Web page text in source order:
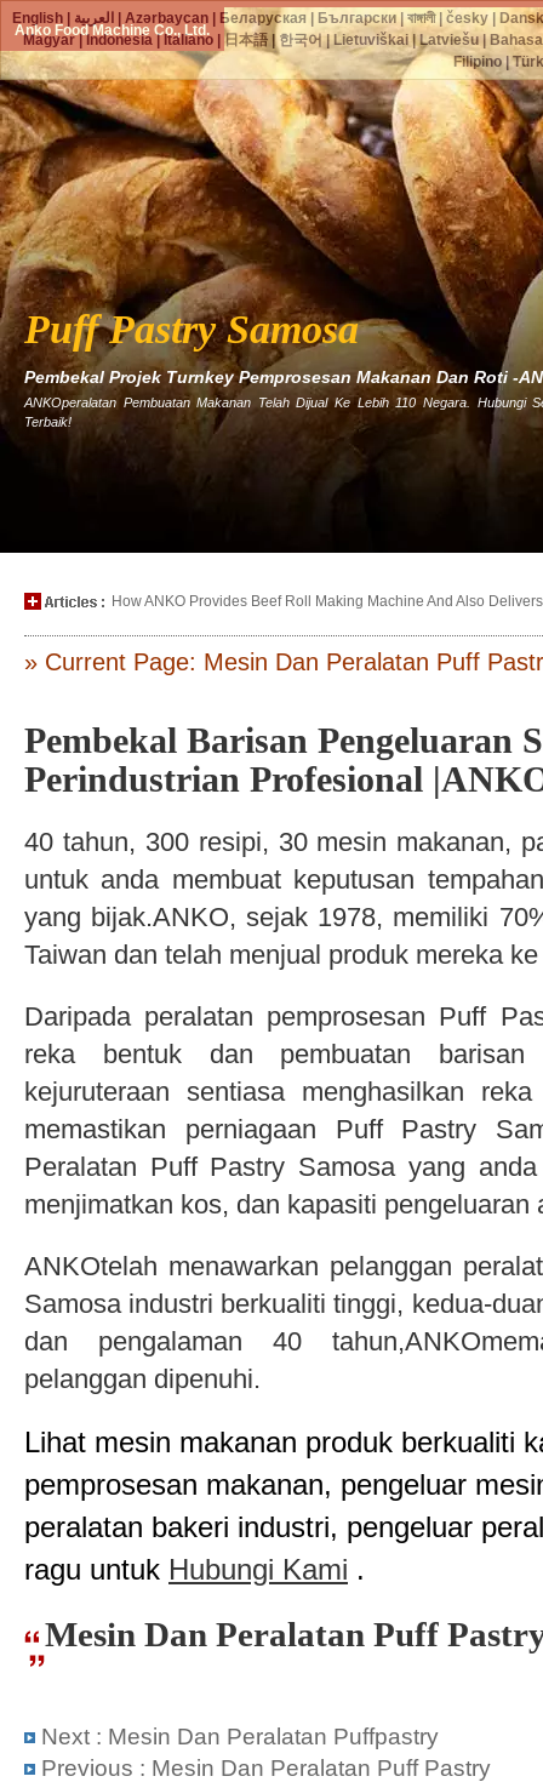
Anko Food Machine Co., Ltd.
Puff Pastry Samosa
Pembekal Projek Turnkey Pemprosesan Makanan Dan Roti -
ANKOperalatan Pembuatan Makanan Telah Dijual Ke Lebih 110 Negara. Hubungi
Terbaik!
How ANKO Provides Beef Roll Making Machine And Also
» Current Page: Mesin Dan Peralatan Puff
Pembekal Barisan Pengeluaran
Perindustrian Profesional
40 tahun, 300 resipi, 30 mesin makanan,
untuk anda membuat keputusan
yang bijak.ANKO, sejak 1978, memiliki
Taiwan dan telah menjual produk mereka
Daripada peralatan pemprosesan Puff
reka bentuk dan pembuatan barisan
kejuruteraan sentiasa menghasilkan
memastikan perniagaan Puff Pastry
Peralatan Puff Pastry Samosa yang
menjimatkan kos, dan kapasiti pengeluaran
ANKOtelah menawarkan pelanggan
Samosa industri berkualiti tinggi, kedua-
dan pengalaman 40
pelanggan dipenuhi.
Lihat mesin makanan produk berkualiti
pemprosesan makanan, pengeluar
peralatan bakeri industri, pengeluar
ragu untuk Hubungi Kami .
Mesin Dan Peralatan Puff
Next : Mesin Dan Peralatan Puffpastry
Previous : Mesin Dan Peralatan Puff Pastry
English العربية |Azərbaycan Беларуская Български |বাঙ্গালী|česky
Magyar|Indonesia| Italiano| 日本語|한국어|Lietuviškai|Latviešu|
Filipino|